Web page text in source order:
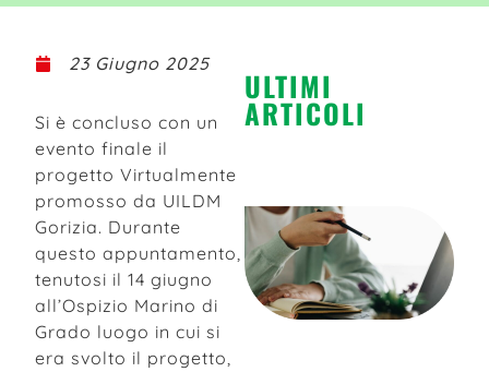
23 Giugno 2025
Si è concluso con un
evento finale il
progetto Virtualmente
promosso da UILDM
Gorizia. Durante
questo appuntamento,
tenutosi il 14 giugno
all’Ospizio Marino di
Grado luogo in cui si
era svolto il progetto,
ULTIMI
ARTICOLI